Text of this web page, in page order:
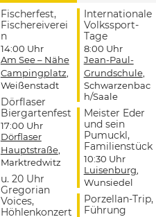
Fischerfest,
Fischereiverei
n
14:00 Uhr
Am See – Nähe
Campingplatz
Weißenstadt
Dörflaser
Biergartenfest
17:00 Uhr
Dörflaser
Hauptstraße,
Marktredwitz
u. 20 Uhr
Gregorian
Voices,
Höhlenkonzert
Internationale
Volkssport-
Tage
8:00 Uhr
Jean-Paul-
Grundschule,
Schwarzenbac
h/Saale
Meister Eder
und sein
Pumuckl,
Familienstück
10:30 Uhr
Luisenburg
Wunsiedel
Porzellan-Trip,
Führung